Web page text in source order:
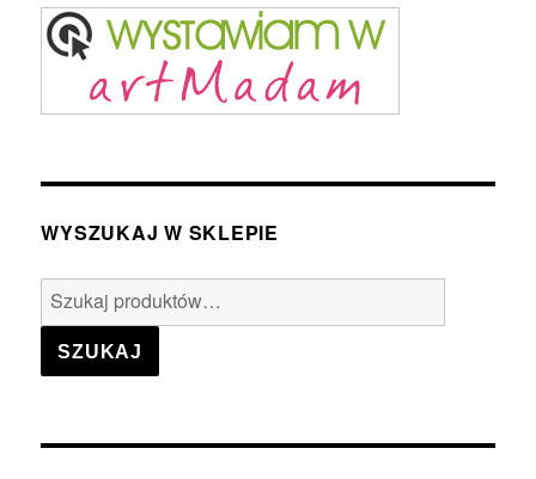
WYSZUKAJ W SKLEPIE
Szukaj:
SZUKAJ